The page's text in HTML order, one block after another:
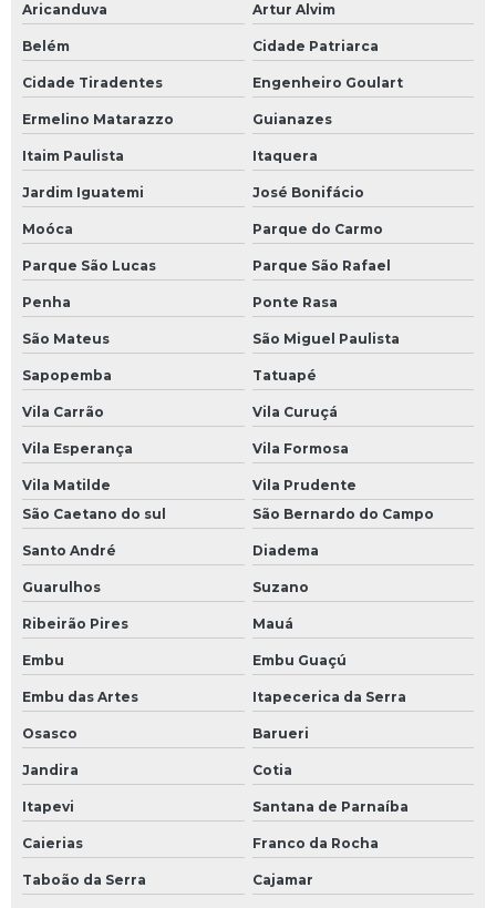
Reparação de módulos eletrônicos
Reparo de cpu
Reparo de driver
Reparo de eletroeletrônico
Reparo de fontes chaveadas
Reparo de ihm
Reparo de inversor de frequência
Reparo de nobreak
Reparo de placas eletrônicas
Reparo de placas eletrônicas sp
Reparo de sensores
Reparo de servo motor
Sensores ópticos de barreira
Servo drive resolver
Servo motor com encoder
Servo motor encoders resolver
Servo motor resolver
Servo válvula proporcional
Aricanduva Artur Alvim
Belém Cidade Patriarca
Cidade Tiradentes Engenheiro Goulart
Ermelino Matarazzo Guianazes
Itaim Paulista Itaquera
Jardim Iguatemi José Bonifácio
Moóca Parque do Carmo
Parque São Lucas Parque São Rafael
Penha Ponte Rasa
São Mateus São Miguel Paulista
Sapopemba Tatuapé
Vila Carrão Vila Curuçá
Vila Esperança Vila Formosa
Vila Matilde
Vila Prudente
São Caetano do sul
São Bernardo do Campo
Santo André Diadema
Guarulhos Suzano
Ribeirão Pires Mauá
Embu Embu Guaçú
Embu das Artes Itapecerica da Serra
Osasco Barueri
Jandira Cotia
Itapevi Santana de Parnaíba
Caierias Franco da Rocha
Taboão da Serra Cajamar